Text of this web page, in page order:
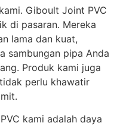
Giboult Joint PVC
di pasaran. Mereka
lama dan kuat,
sambungan pipa Anda
Produk kami juga
perlu khawatir
kami adalah daya